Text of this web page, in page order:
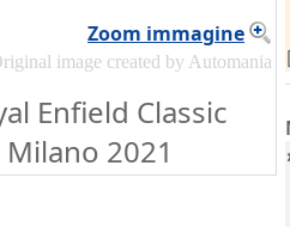
Zoom immagine
image created by Automania
Enfield Classic
2021